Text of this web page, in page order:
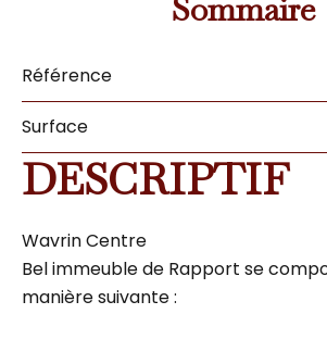
Sommaire
Référence
Surface
DESCRIPTIF
Wavrin Centre
Bel immeuble de Rapport se
manière suivante :